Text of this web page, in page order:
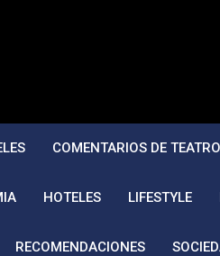
COMENTARIOS DE
HOTELES LIFESTYLE
RECOMENDACIONES